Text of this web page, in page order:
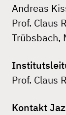
Andreas
Prof. Claus
Trübsbach,
Prof. Claus
Kontakt